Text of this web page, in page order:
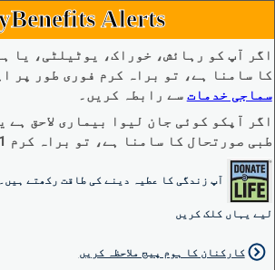
Alerts
اگر آپ کو رہائش، خوراک، یوٹیلٹی، یا
کا سامنا ہے، تو براہ کرم فوری طور پر
سماجی خدمات سے رابطہ کریں۔
اگر آپکو کوئی جان لیوا بیماری لاحق ہے
طبی صورتحال کا سامنا ہے، تو براہ کرم 911 پر کال کریں۔
آپ زندگی کا عطیہ دینے کی طاقت رکھتے
لیے یہاں کلک کریں
کارکنان کا ہوم پیج ملاحظہ کریں